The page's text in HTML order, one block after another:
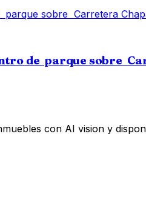
de parque sobre
con AI vision y